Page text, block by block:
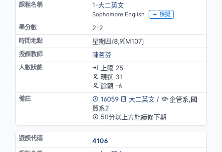
1-大二英文
Sophomore English 模擬
2-2
星期四/8,9[M107]
陳茗芬
上限 25
現選 31
餘額 -6
16059
大二英文/
企管系,國
貿系2
50分以上方能續修下期
4106